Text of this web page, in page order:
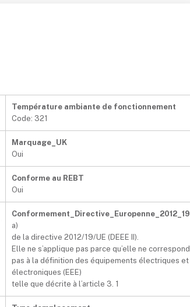
Température ambiante de fonctionnement
Code: 321
Marquage_UK
Oui
Conforme au REBT
Oui
Conformement_Directive_Europenne_2012_19
a)
de la directive 2012/19/UE (DEEE II).
Elle ne s’applique pas parce qu’elle ne correspond
pas à la définition des équipements électriques et
électroniques (EEE)
telle que décrite à l’article 3. 1